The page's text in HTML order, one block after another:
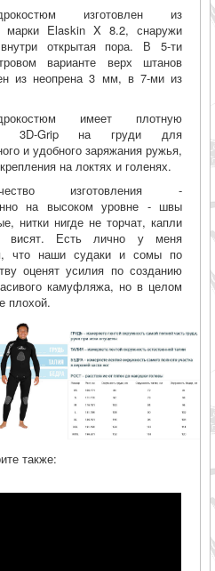
изготовлен из
марки Elaskin X 8.2, снаружи
открытая пора. В 5-ти
варианте верх штанов
из неопрена 3 мм, в 7-ми из
имеет плотную
3D-Grip на груди для
и удобного заряжания ружья,
на локтях и голенях.
изготовления -
на высоком уровне - швы
нитки нигде не торчат, капли
висят. Есть лично у меня
что наши судаки и сомы по
оценят усилия по созданию
камуфляжа, но в целом
плохой.
также: